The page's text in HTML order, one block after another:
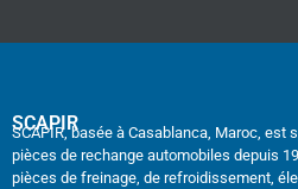
SCAPIR
SCAPIR, basée à Casablanca, Maroc, est
pièces de rechange automobiles depuis
pièces de freinage, de refroidissement,